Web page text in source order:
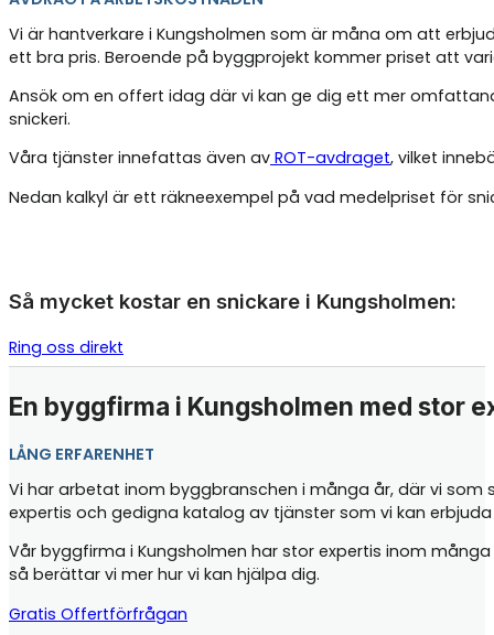
Vi är hantverkare i Kungsholmen som är måna om att
ett bra pris. Beroende på byggprojekt kommer priset att
Ansök om en offert idag där vi kan ge dig ett mer
snickeri.
Våra tjänster innefattas även av ROT-avdraget, vilket
Nedan kalkyl är ett räkneexempel på vad medelpriset för
Så mycket kostar en snickare i Kungsholmen:
Ring oss direkt
En byggfirma i Kungsholmen med stor
LÅNG ERFARENHET
Vi har arbetat inom byggbranschen i många år, där vi
expertis och gedigna katalog av tjänster som vi kan
Vår byggfirma i Kungsholmen har stor expertis inom
så berättar vi mer hur vi kan hjälpa dig.
Gratis Offertförfrågan